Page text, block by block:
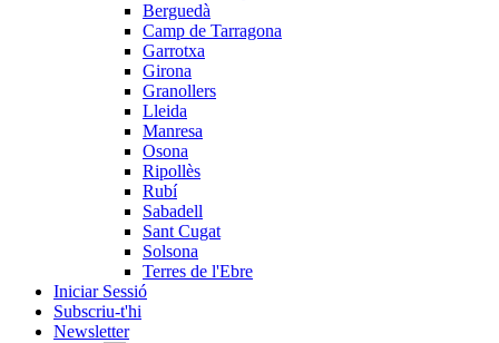
Berguedà
Camp de Tarragona
Garrotxa
Girona
Granollers
Lleida
Manresa
Osona
Ripollès
Rubí
Sabadell
Sant Cugat
Solsona
Terres de l'Ebre
Iniciar Sessió
Subscriu-t'hi
Newsletter